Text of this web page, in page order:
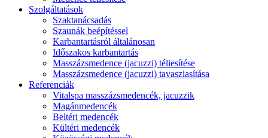
Szolgáltatások
Szaktanácsadás
Szaunák beépítéssel
Karbantartásról általánosan
Időszakos karbantartás
Masszázsmedence (jacuzzi) téliesítése
Masszázsmedence (jacuzzi) tavasziasítása
Referenciák
Vitalspa masszázsmedencék, jacuzzik
Magánmedencék
Beltéri medencék
Kültéri medencék